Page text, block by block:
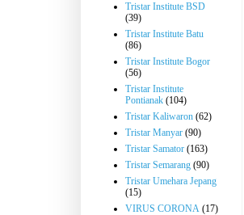
Tristar Institute BSD
(39)
Tristar Institute Batu
(86)
Tristar Institute Bogor
(56)
Tristar Institute
Pontianak (104)
Tristar Kaliwaron (62)
Tristar Manyar (90)
Tristar Samator (163)
Tristar Semarang (90)
Tristar Umehara Jepang
(15)
VIRUS CORONA (17)